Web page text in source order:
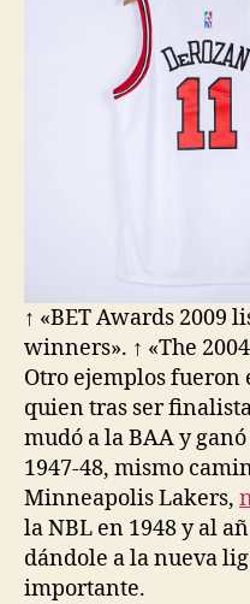
↑ «BET Awards 2009
winners». ↑ «The
Otro ejemplos fueron
quien tras ser
mudó a la BAA y
1947-48, mismo
Minneapolis Lakers,
la NBL en 1948 y al
dándole a la nueva
importante.